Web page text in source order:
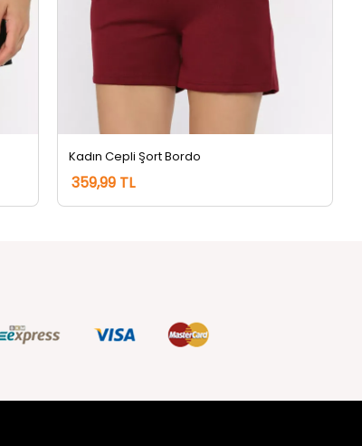
Kadın Cepli Şort Bordo
359,99 TL